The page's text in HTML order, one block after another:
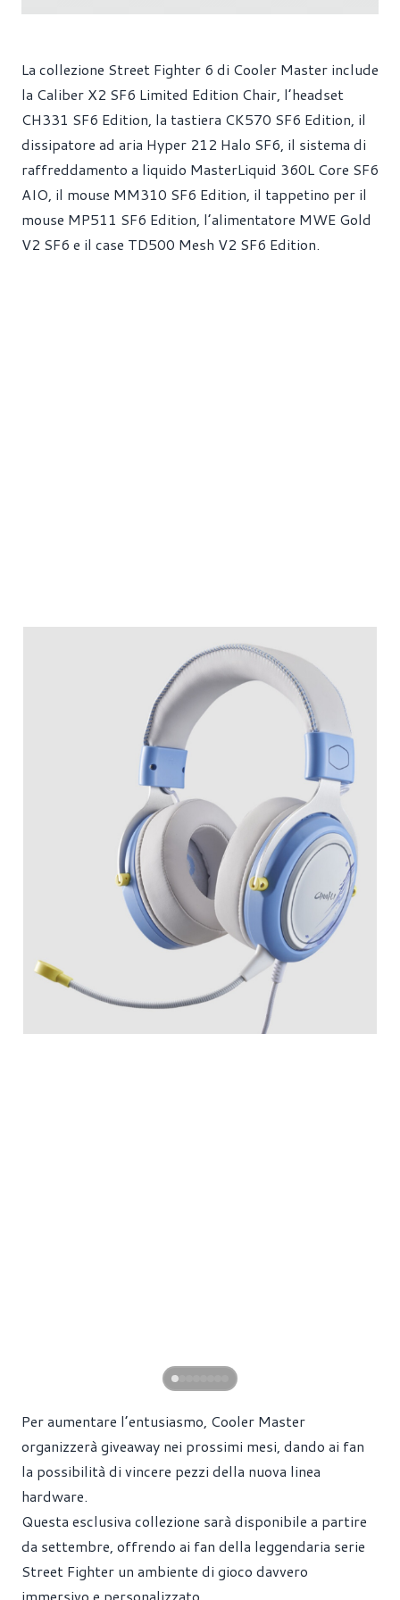
La collezione Street Fighter 6 di Cooler Master include
la Caliber X2 SF6 Limited Edition Chair, l’headset
CH331 SF6 Edition, la tastiera CK570 SF6 Edition, il
dissipatore ad aria Hyper 212 Halo SF6, il sistema di
raffreddamento a liquido MasterLiquid 360L Core SF6
AIO, il mouse MM310 SF6 Edition, il tappetino per il
mouse MP511 SF6 Edition, l’alimentatore MWE Gold
V2 SF6 e il case TD500 Mesh V2 SF6 Edition.
Per aumentare l’entusiasmo, Cooler Master
organizzerà giveaway nei prossimi mesi, dando ai fan
la possibilità di vincere pezzi della nuova linea
hardware.
Questa esclusiva collezione sarà disponibile a partire
da settembre, offrendo ai fan della leggendaria serie
Street Fighter un ambiente di gioco davvero